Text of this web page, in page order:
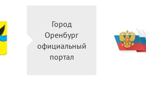
Город
Оренбург
официальный
портал